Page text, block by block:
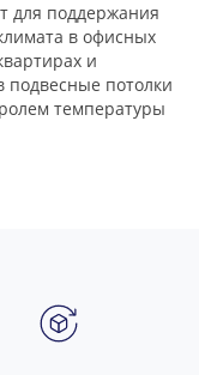
для поддержания
в офисных
и
подвесные потолки
температуры